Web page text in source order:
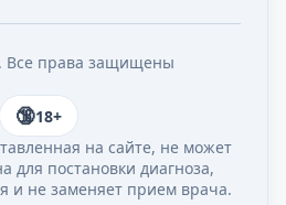
Все права защищены
18+
на сайте, не может
для постановки диагноза,
и не заменяет прием врача.